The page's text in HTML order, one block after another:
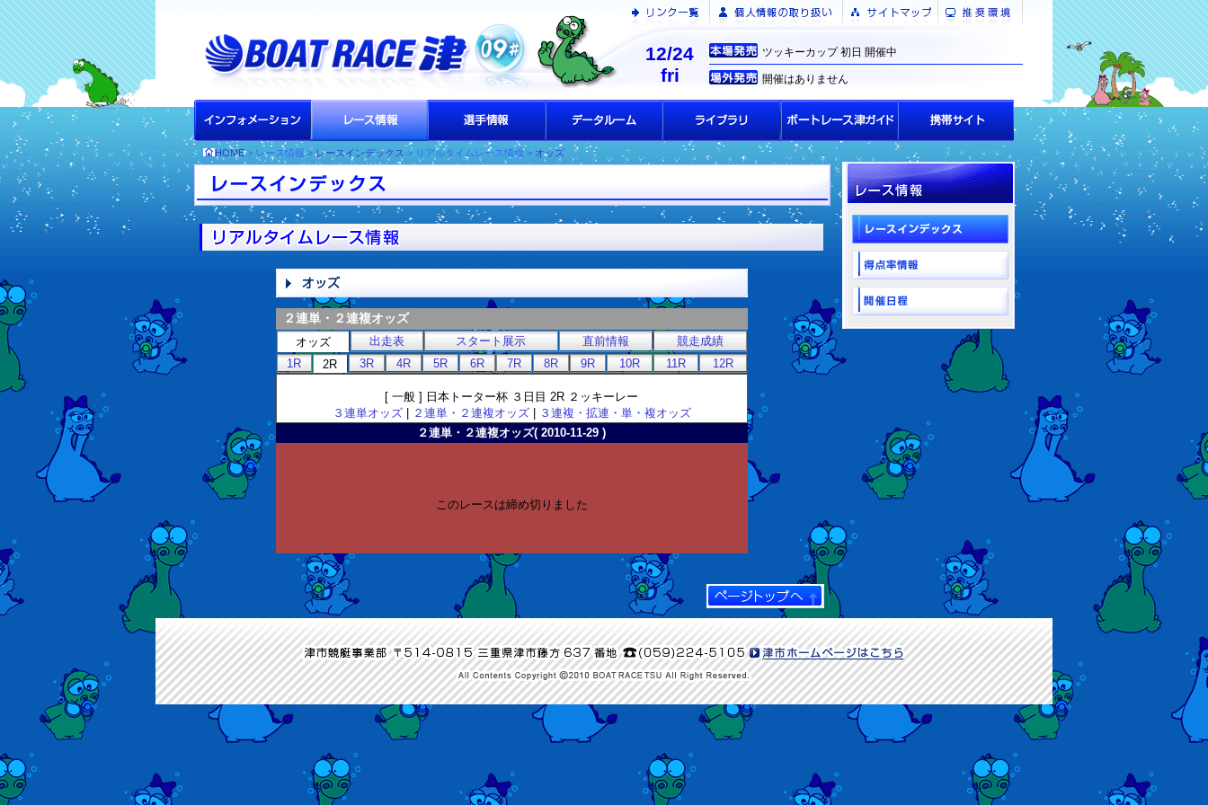
ツッキーカップ 初日 開催中
開催はありません
12/24
fri
HOME> レース情報 >レースインデックス > リアルタイムレース情報 > オッズ
２連単・２連複オッズ
オッズ 出走表 スタート展示 直前情報
競走成績
1R
2R 3R 4R 5R 6R 7R 8R 9R 10R 11R 12R
[ 一般 ] 日本トーター杯 ３日目 2R ２ッキーレー
３連単オッズ| ２連単・２連複オッズ|
３連複・拡連・単・複オッズ
２連単・２連複オッズ( 2010-11-29 )
このレースは締め切りました